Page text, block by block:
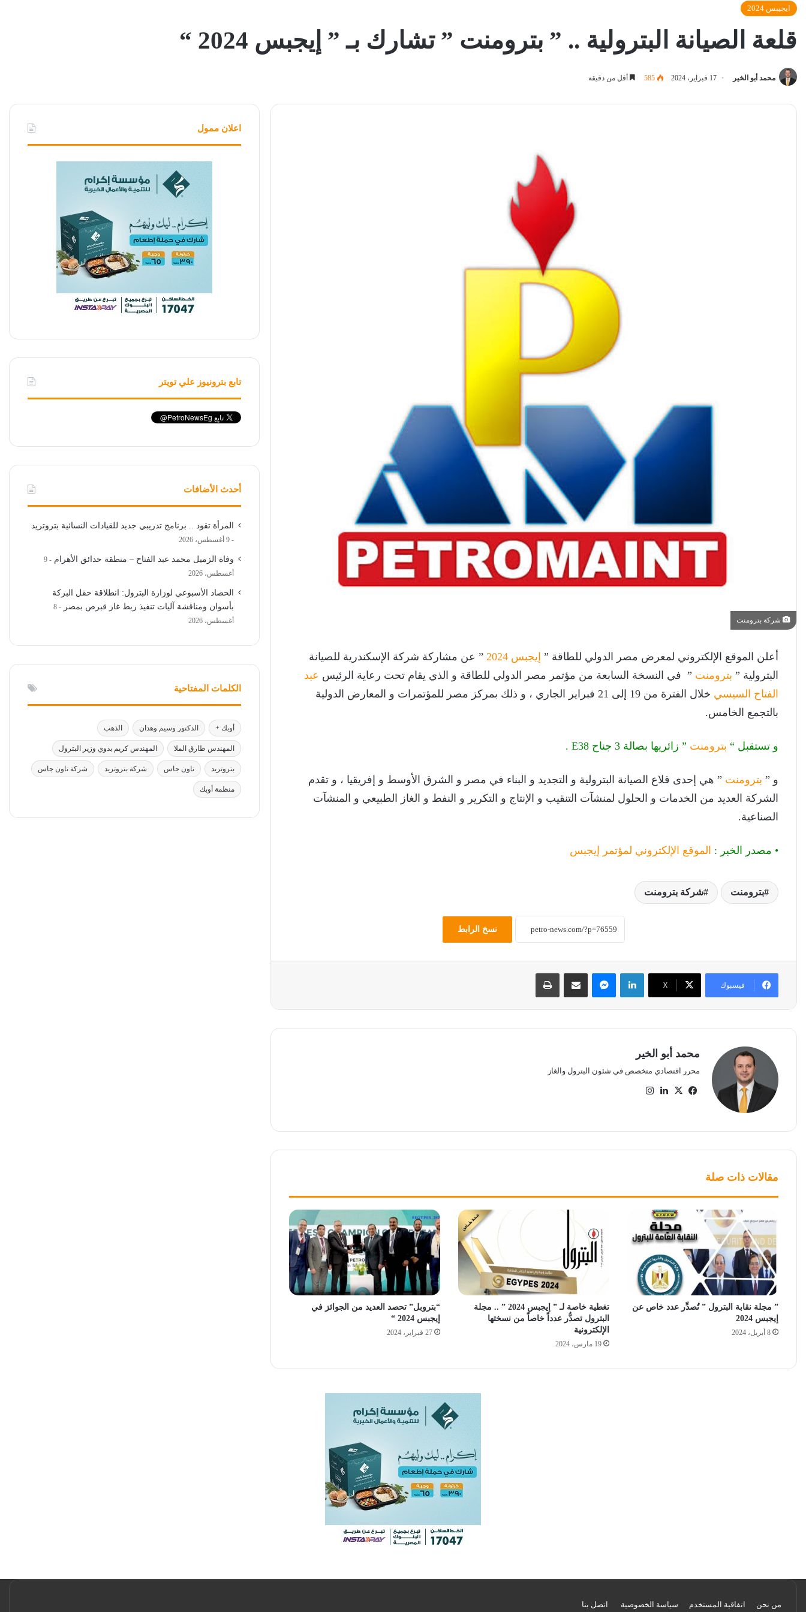
ايجيبس 2024
قلعة الصيانة البترولية .. ” بترومنت ” تشارك بـ ” إيجبس 2024 “
محمد أبو الخير 17 فبراير، 2024 585 أقل من دقيقة
شركة بترومنت
أعلن الموقع الإلكتروني لمعرض مصر الدولي للطاقة ” إيجبس 2024
” عن مشاركة شركة الإسكندرية للصيانة
البترولية ” بترومنت ” في النسخة السابعة من مؤتمر مصر الدولي للطاقة و الذي يقام تحت رعاية الرئيس عبد
الفتاح السيسي
خلال الفترة من 19 إلى 21 فبراير الجاري ، و ذلك بمركز مصر للمؤتمرات و المعارض الدولية
بالتجمع الخامس.
و تستقبل “ بترومنت ” زائريها بصالة 3 جناح E38 .
و ” بترومنت ” هي إحدى قلاع الصيانة البترولية و التجديد و البناء في مصر و الشرق الأوسط و إفريقيا ، و تقدم
الشركة العديد من الخدمات و الحلول لمنشآت التنقيب و الإنتاج و التكرير و النفط و الغاز الطبيعي و المنشآت
الصناعية.
• مصدر الخبر : الموقع الإلكتروني لمؤتمر إيجبس
بترومنت شركة بترومنت
نسخ الرابط
فيسبوك ‫X
لينكدإن ماسنجر مشاركة عبر البريد طباعة
محمد أبو الخير
محرر اقتصادي متخصص في شئون البترول والغاز
فيسبوك
‫X لينكدإن
مقالات ذات صلة
” مجلة نقابة البترول ” تُصدِّر عدد خاص عن
إيجبس 2024
8 أبريل، 2024
تغطية خاصة لـ ” إيجبس 2024 ” .. مجلة
البترول تصدُّر عدداً خاصاً من نسختها
الإلكترونية
19 مارس، 2024
“بتروبل” تحصد العديد من الجوائز في
إيجبس 2024 “
27 فبراير، 2024
اعلان ممول
تابع بترونيوز علي تويتر
أحدث الأضافات
المرأة تقود .. برنامج تدريبي جديد للقيادات النسائية بتروتريد
9 أغسطس، 2026
وفاة الزميل محمد عبد الفتاح – منطقة حدائق الأهرام
9
أغسطس، 2026
الحصاد الأسبوعي لوزارة البترول: انطلاقة حقل البركة
بأسوان ومناقشة آليات تنفيذ ربط غاز قبرص بمصر
8
أغسطس، 2026
الكلمات المفتاحية
أوبك + الدكتور وسيم وهدان الذهب
المهندس طارق الملا المهندس كريم بدوي وزير البترول
بتروتريد تاون جاس شركة بتروتريد شركة تاون جاس
منظمة أوبك
من نحن اتفاقية المستخدم سياسة الخصوصية اتصل بنا